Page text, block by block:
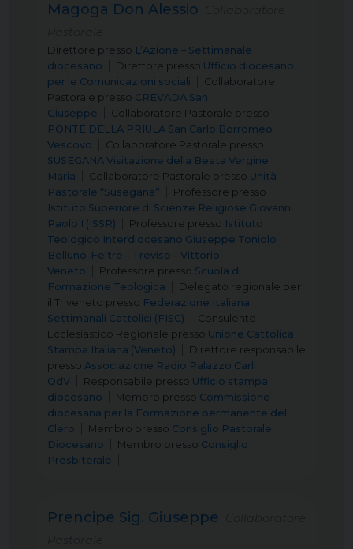
Magoga Don Alessio
Direttore presso L’Azione – Settimanale
diocesano
Direttore presso Ufficio diocesano
per le Comunicazioni sociali
Collaboratore
Pastorale presso CREVADA San
Giuseppe
Collaboratore Pastorale presso
PONTE DELLA PRIULA San Carlo Borromeo
Vescovo
Collaboratore Pastorale presso
SUSEGANA Visitazione della Beata Vergine
Maria
Collaboratore Pastorale presso Unità
Pastorale “Susegana”
Professore presso
Istituto Superiore di Scienze Religiose Giovanni
Paolo I (ISSR)
Professore presso Istituto
Teologico Interdiocesano Giuseppe Toniolo
Belluno-Feltre – Treviso – Vittorio
Veneto
Professore presso Scuola di
Formazione Teologica
Delegato regionale per
il Triveneto presso Federazione Italiana
Settimanali Cattolici (FISC)
Consulente
Ecclesiastico Regionale presso Unione Cattolica
Stampa Italiana (Veneto)
Direttore responsabile
presso Associazione Radio Palazzo Carli
OdV
Responsabile presso Ufficio stampa
diocesano
Membro presso Commissione
diocesana per la Formazione permanente del
Clero
Membro presso Consiglio Pastorale
Diocesano
Membro presso Consiglio
Presbiterale
Prencipe Sig. Giuseppe